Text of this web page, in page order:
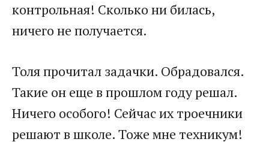
контрольная! Сколько ни билась,
ничего не получается.
Толя прочитал задачки. Обрадовался.
Такие он еще в прошлом году решал.
Ничего особого! Сейчас их троечники
решают в школе. Тоже мне техникум!